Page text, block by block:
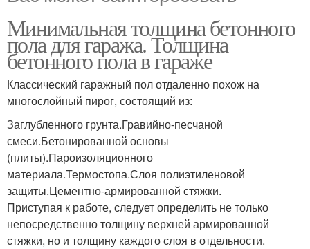
Минимальная толщина бетонного
пола для гаража. Толщина
бетонного пола в гараже
Классический гаражный пол отдаленно похож на
многослойный пирог, состоящий из:
Заглубленного грунта.Гравийно-песчаной
смеси.Бетонированной основы
(плиты).Пароизоляционного
материала.Термостопа.Слоя полиэтиленовой
защиты.Цементно-армированной стяжки.
Приступая к работе, следует определить не только
непосредственно толщину верхней армированной
стяжки, но и толщину каждого слоя в отдельности.